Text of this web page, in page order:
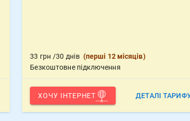
33 грн /30 днів (перші 12 місяців)
Безкоштовне підключення
ХОЧУ ІНТЕРНЕТ ДЕТАЛІ